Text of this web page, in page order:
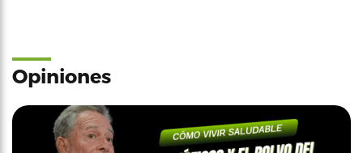
Opiniones